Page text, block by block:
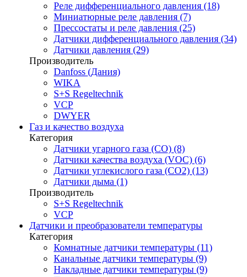
Реле дифференциального давления (18)
Миниатюрные реле давления (7)
Прессостаты и реле давления (25)
Датчики дифференциального давления (34)
Датчики давления (29)
Производитель
Danfoss (Дания)
WIKA
S+S Regeltechnik
VCP
DWYER
Газ и качество воздуха
Категория
Датчики угарного газа (CO) (8)
Датчики качества воздуха (VOC) (6)
Датчики углекислого газа (CO2) (13)
Датчики дыма (1)
Производитель
S+S Regeltechnik
VCP
Датчики и преобразователи температуры
Категория
Комнатные датчики температуры (11)
Канальные датчики температуры (9)
Накладные датчики температуры (9)